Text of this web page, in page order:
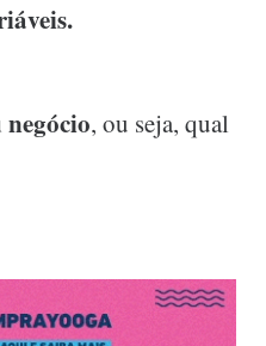
, ou seja, qual